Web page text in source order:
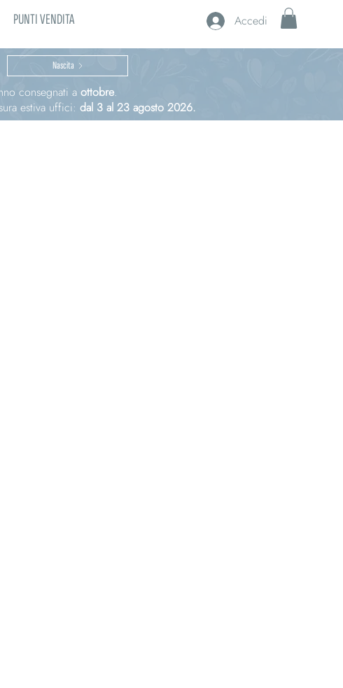
PUNTI VENDITA Accedi
Nascita
consegnati a ottobre.
estiva uffici: dal 3 al 23 agosto 2026.